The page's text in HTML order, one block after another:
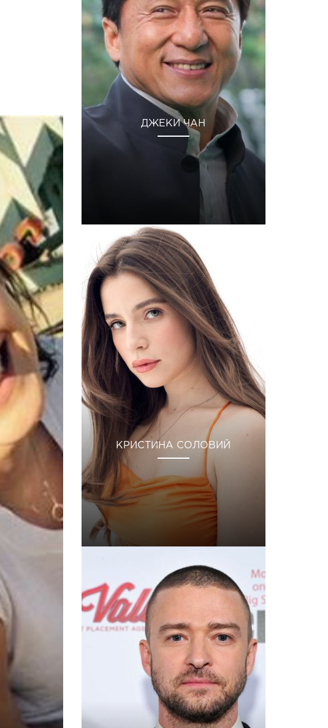
ДЖЕКИ ЧАН
КРИСТИНА СОЛОВИЙ